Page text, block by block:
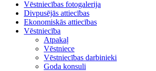
Vēstniecības fotogalerija
Divpusējās attiecības
Ekonomiskās attiecības
Vēstniecība
Atpakaļ
Vēstniece
Vēstniecības darbinieki
Goda konsuli